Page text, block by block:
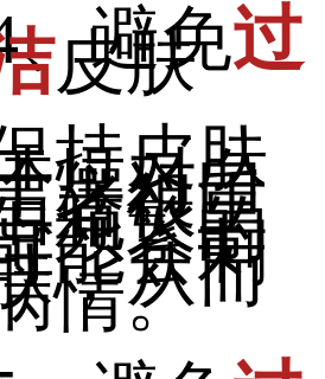
免过
皮肤
皮肤
燥对白
者很重
频繁的
能会刺
，从而
情。